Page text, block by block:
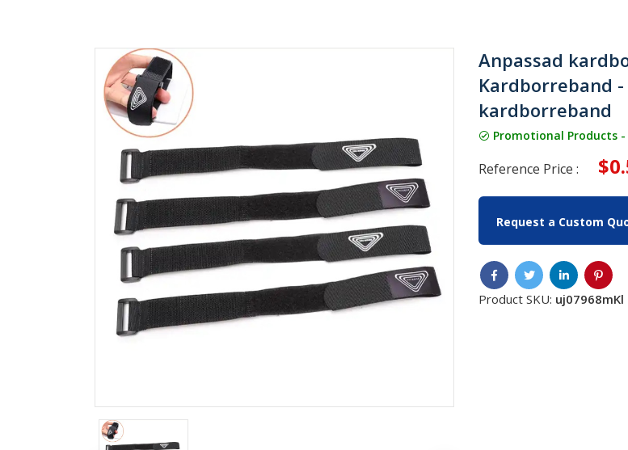
Anpassad
Kardborreband
kardborreband
Promotional Products -
Reference Price :
Request a Custom
Product SKU: uj07968mKl